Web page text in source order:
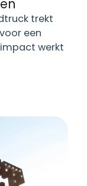
trekt
een
werkt